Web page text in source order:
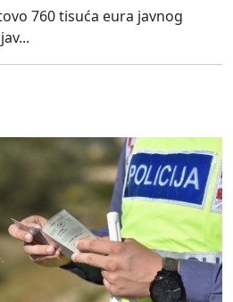
760 tisuća eura javnog